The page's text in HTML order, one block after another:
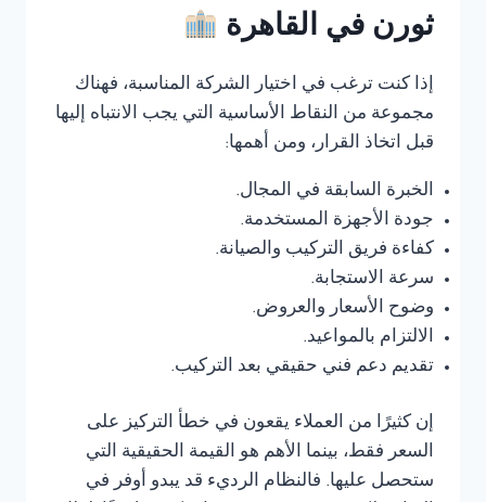
ثورن في القاهرة
إذا كنت ترغب في اختيار الشركة المناسبة، فهناك
مجموعة من النقاط الأساسية التي يجب الانتباه إليها
قبل اتخاذ القرار، ومن أهمها:
الخبرة السابقة في المجال.
جودة الأجهزة المستخدمة.
كفاءة فريق التركيب والصيانة.
سرعة الاستجابة.
وضوح الأسعار والعروض.
الالتزام بالمواعيد.
تقديم دعم فني حقيقي بعد التركيب.
إن كثيرًا من العملاء يقعون في خطأ التركيز على
السعر فقط، بينما الأهم هو القيمة الحقيقية التي
ستحصل عليها. فالنظام الرديء قد يبدو أوفر في